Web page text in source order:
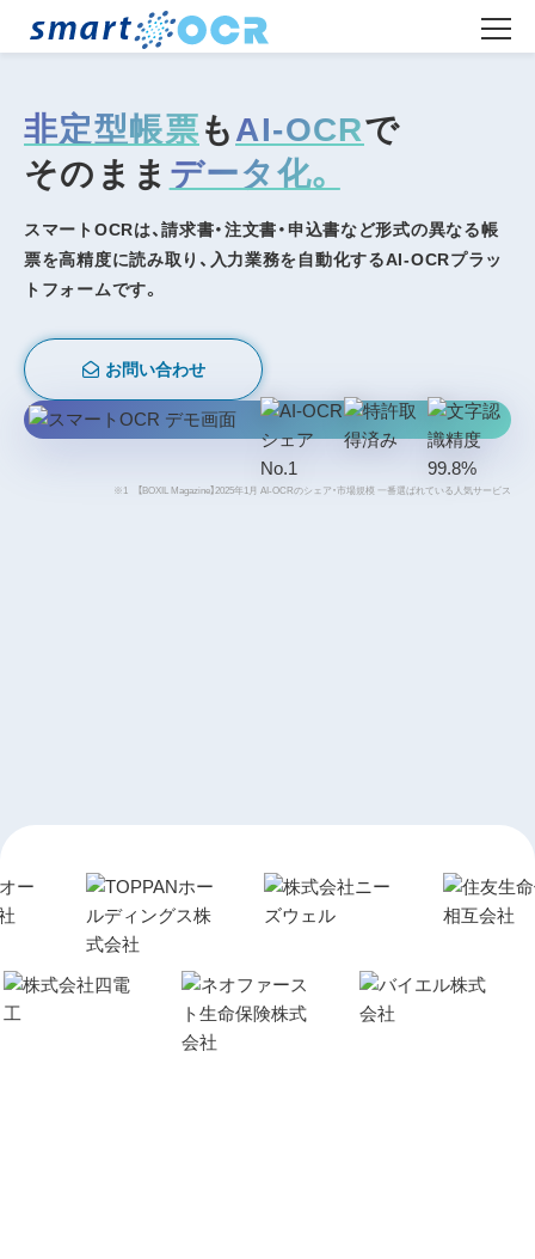
非定型帳票もAI-OCRで
そのまま データ化。
スマートOCRは、請求書・注文書・申込書など形式の異なる帳
票を高精度に読み取り、入力業務を自動化するAI-OCRプラッ
トフォームです。
お問い合わせ
※1 【BOXIL Magazine】2025年1月 AI-OCRのシェア・市場規模 一番選ばれている人気サービス